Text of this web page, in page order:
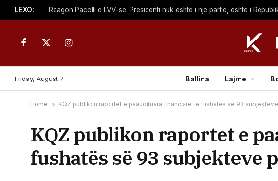
LEXO: Reagon Pacolli e LVV-së: Presidenti nuk është i një partie, është i
Facebook
X
Instagram
Friday, August 7 Ballina Lajme
Home » KQZ publikon raportet e paaudituara financiare të fushatës së 93
KQZ publikon raportet e
fushatës së 93 subjekteve